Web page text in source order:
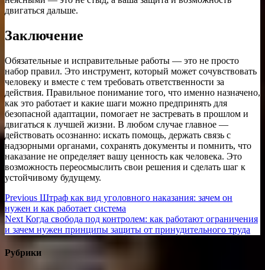
двигаться дальше.
Заключение
Обязательные и исправительные работы — это не просто
набор правил. Это инструмент, который может сочувствовать
человеку и вместе с тем требовать ответственности за
действия. Правильное понимание того, что именно назначено,
как это работает и какие шаги можно предпринять для
безопасной адаптации, помогает не застревать в прошлом и
двигаться к лучшей жизни. В любом случае главное —
действовать осознанно: искать помощь, держать связь с
надзорными органами, сохранять документы и помнить, что
наказание не определяет вашу ценность как человека. Это
возможность переосмыслить свои решения и сделать шаг к
устойчивому будущему.
Навигация
по
записям
Previous Previous
post:
Штраф как вид уголовного наказания: зачем он
нужен и как работает система
Next Next
post:
Когда свобода под контролем: как работают ограничения
и зачем нужен принципы защиты от принудительного труда
Рубрики